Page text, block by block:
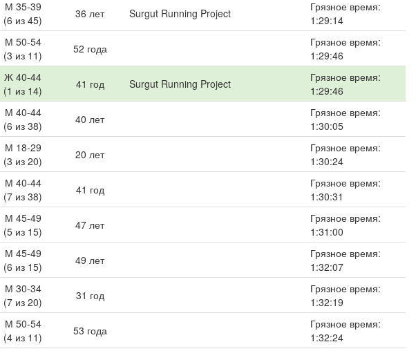
М 35-39
(6 из 45)
36 лет Surgut Running Project
Грязное время:
1:29:14
М 50-54
(3 из 11)
52 года
Грязное время:
1:29:46
Ж 40-44
(1 из 14)
41 год Surgut Running Project
Грязное время:
1:29:46
М 40-44
(6 из 38)
40 лет
Грязное время:
1:30:05
М 18-29
(3 из 20)
20 лет
Грязное время:
1:30:24
М 40-44
(7 из 38)
41 год
Грязное время:
1:30:31
М 45-49
(5 из 15)
47 лет
Грязное время:
1:31:00
М 45-49
(6 из 15)
49 лет
Грязное время:
1:32:07
М 30-34
(7 из 20)
31 год
Грязное время:
1:32:19
М 50-54
(4 из 11)
53 года
Грязное время:
1:32:24